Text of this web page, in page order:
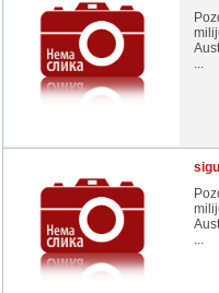
...
...